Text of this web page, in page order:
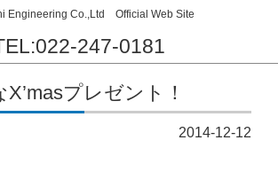
Engineering Co.,Ltd Official Web Site
247-0181
プレゼント！
2014-12-12